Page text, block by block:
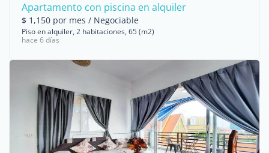
Apartamento con piscina en alquiler
$ 1,150 por mes / Negociable
Piso en alquiler, 2 habitaciones, 65 (m2)
hace 6 días